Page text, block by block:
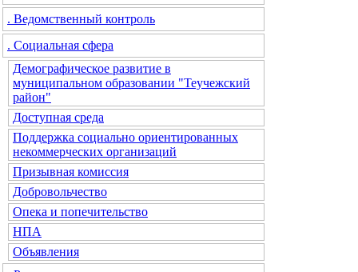
. Ведомственный контроль
. Социальная сфера
Демографическое развитие в
муниципальном образовании "Теучежский
район"
Доступная среда
Поддержка социально ориентированных
некоммерческих организаций
Призывная комиссия
Добровольчество
Опека и попечительство
НПА
Объявления